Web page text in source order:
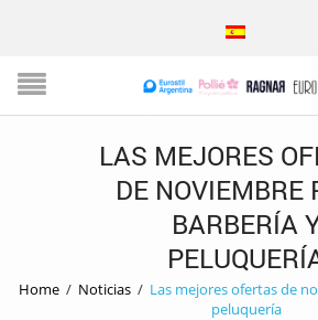
LAS MEJORES
DE NOVIEMBRE
BARBERÍA
Home / Noticias / Las mejores ofertas de
peluquería